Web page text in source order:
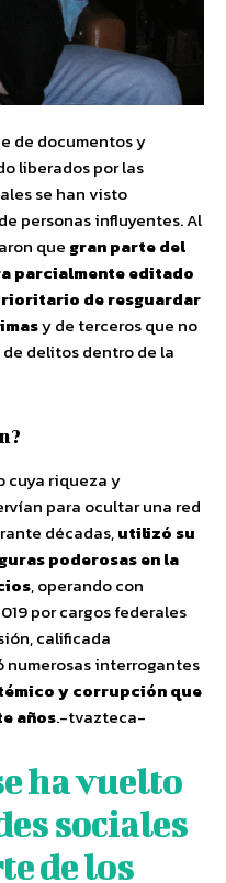
de documentos y
liberados por las
se han visto
personas influyentes. Al
que gran parte del
parcialmente editado
de resguardar
y de terceros que no
delitos dentro de la
cuya riqueza y
para ocultar una red
décadas,utilizó su
poderosas en la
, operando con
por cargos federales
calificada
interrogantes
y corrupción que
años.-tvazteca-
ha vuelto
sociales
de los